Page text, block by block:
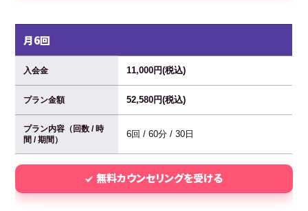
月6回
入会金 11,000円(税込)
プラン金額 52,580円(税込)
プラン内容（回数 / 時
間 / 期間）
6回 / 60分 / 30日
無料カウンセリングを受ける